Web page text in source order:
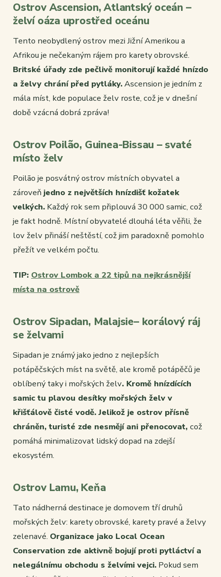
Ostrov Ascension, Atlantský oceán –
želví oáza uprostřed oceánu
Tento neobydlený ostrov mezi Jižní Amerikou a
Afrikou je nečekaným rájem pro karety obrovské.
Britské úřady zde pečlivě monitorují každé hnízdo
a želvy chrání před pytláky.Ascension je jedním z
mála míst, kde populace želv roste, což je v dnešní
době vzácná dobrá zpráva!
Ostrov Poilão, Guinea-Bissau – svaté
místo želv
Poilão je posvátný ostrov místních obyvatel a
zároveňjedno z největších hnízdišť kožatek
velkých. Každý rok sem připlouvá 30 000 samic, což
je fakt hodně. Místní obyvatelé dlouhá léta věřili, že
lov želv přináší neštěstí, což jim paradoxně pomohlo
přežít ve velkém počtu.
TIP: Ostrov Lombok a 22 tipů na nejkrásnější
místa na ostrově
Ostrov Sipadan, Malajsie– korálový ráj
se želvami
Sipadan je známý jako jedno z nejlepších
potápěčských míst na světě, ale kromě potápěčů je
oblíbený taky i mořských želv. Kromě hnízdících
samic tu plavou desítky mořských želv v
křišťálově čisté vodě. Jelikož je ostrov přísně
chráněn, turisté zde nesmějí ani přenocovat, což
pomáhá minimalizovat lidský dopad na zdejší
ekosystém.
Ostrov Lamu, Keňa
Tato nádherná destinace je domovem tří druhů
mořských želv: karety obrovské, karety pravé a želvy
zelenavé. Organizace jako Local Ocean
Conservation zde aktivně bojují proti pytláctví a
nelegálnímu obchodu s želvími vejci. Pokud sem